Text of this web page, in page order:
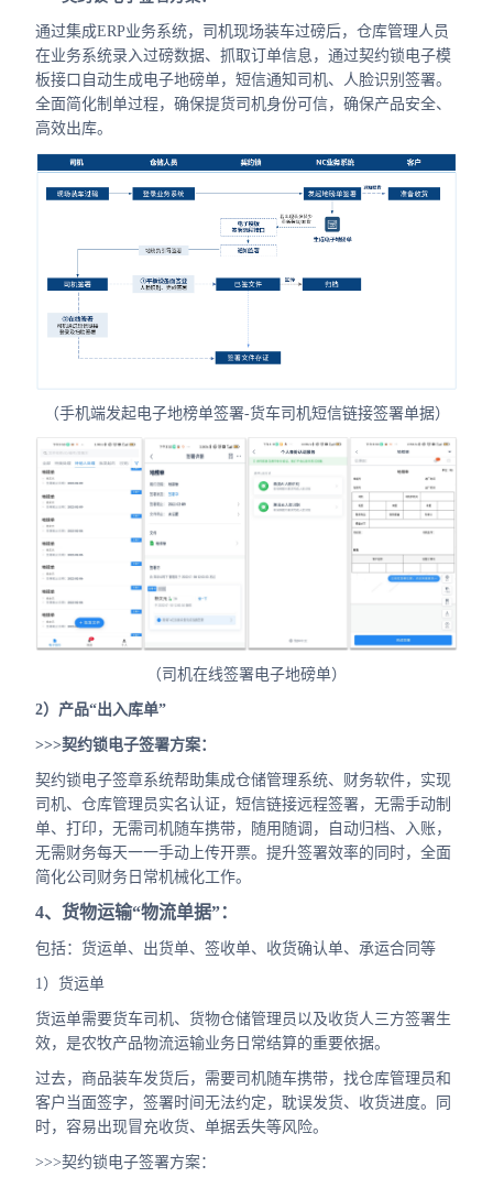
通过集成ERP业务系统，司机现场装车过磅后，仓库管理人员
在业务系统录入过磅数据、抓取订单信息，通过契约锁电子模
板接口自动生成电子地磅单，短信通知司机、人脸识别签署。
全面简化制单过程，确保提货司机身份可信，确保产品安全、
高效出库。
（手机端发起电子地榜单签署-货车司机短信链接签署单据）
（司机在线签署电子地磅单）
2）产品“出入库单”
>>>契约锁电子签署方案：
契约锁电子签章系统帮助集成仓储管理系统、财务软件，实现
司机、仓库管理员实名认证，短信链接远程签署，无需手动制
单、打印，无需司机随车携带，随用随调，自动归档、入账，
无需财务每天一一手动上传开票。提升签署效率的同时，全面
简化公司财务日常机械化工作。
4、货物运输“物流单据”：
包括：货运单、出货单、签收单、收货确认单、承运合同等
1）货运单
货运单需要货车司机、货物仓储管理员以及收货人三方签署生
效，是农牧产品物流运输业务日常结算的重要依据。
过去，商品装车发货后，需要司机随车携带，找仓库管理员和
客户当面签字，签署时间无法约定，耽误发货、收货进度。同
时，容易出现冒充收货、单据丢失等风险。
>>>契约锁电子签署方案：